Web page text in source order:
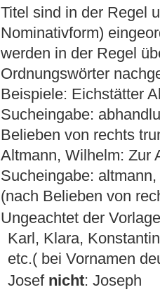
Titel sind in der Regel
Nominativform)
werden in der Regel
Ordnungswörter
Beispiele: Eichstätter
Sucheingabe:
Belieben von rechts
Altmann, Wilhelm: Zur
Sucheingabe:
(nach Belieben von
Ungeachtet der
Karl, Klara,
etc.( bei Vornamen
Josef nicht: Joseph